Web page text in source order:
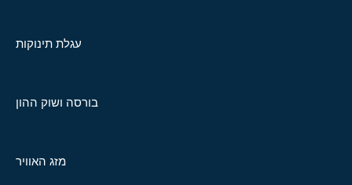
עגלת תינוקות
בורסה ושוק ההון
מזג האוויר